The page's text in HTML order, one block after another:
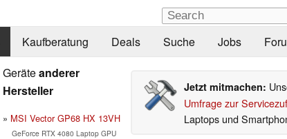
Kaufberatung Deals Suche Jobs
Geräteanderer
Hersteller
MSI Vector GP68 HX 13VH
GeForce RTX 4080 Laptop GPU
Jetzt mitmachen:
Umfrage zur
Laptops und